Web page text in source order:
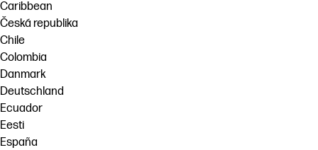
Caribbean
Česká republika
Chile
Colombia
Danmark
Deutschland
Ecuador
Eesti
España